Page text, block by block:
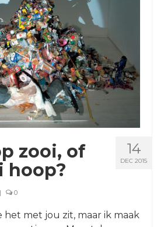
14
DEC 2015
zooi, of
hoop?
| 0
het met jou zit, maar ik maak